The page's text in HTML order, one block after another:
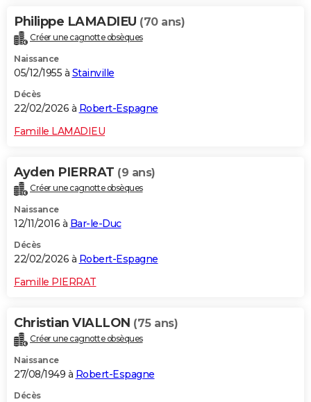
Dictionnaire
Biographies
Citations
Expressions
Proverbes
PROGRAMME TV
COPAINS D'AVANT
S'inscrire
Se connecter
Lycées
Collèges
Primaires
Universités
Entreprises
Service militaire
Avis de recherche
AVIS DE DÉCÈS
Philippe LAMADIEU (70 ans)
Créer une cagnotte obsèques
Naissance
05/12/1955 à Stainville
Décès
22/02/2026 à Robert-Espagne
Famille LAMADIEU
Ayden PIERRAT (9 ans)
Créer une cagnotte obsèques
Naissance
12/11/2016 à Bar-le-Duc
Décès
22/02/2026 à Robert-Espagne
Famille PIERRAT
Christian VIALLON (75 ans)
Créer une cagnotte obsèques
Naissance
27/08/1949 à Robert-Espagne
Décès